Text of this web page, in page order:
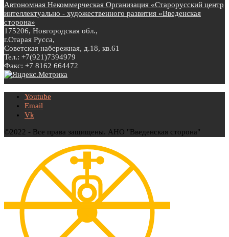
Автономная Некоммерческая Организация «Старорусский центр
интеллектуально - художественного развития «Введенская
сторона»
175206, Новгородская обл.,
г.Старая Русса,
Советская набережная, д.18, кв.61
Тел.: +7(921)7394979
Факс: +7 8162 664472
Youtube
Email
Vk
©2022 - Все права защищены. АНО "Введенская сторона"